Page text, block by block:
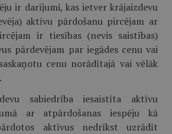
ir darījumi, kas ietver krājaizdevu
aktīvu pārdošanu pircējam ar
ir tiesības (nevis saistības)
pārdevējam par iegādes cenu vai
cenu norādītajā vai vēlāk
sabiedrība iesaistīta aktīvu
ar atpārdošanas iespēju kā
aktīvus nedrīkst uzrādīt